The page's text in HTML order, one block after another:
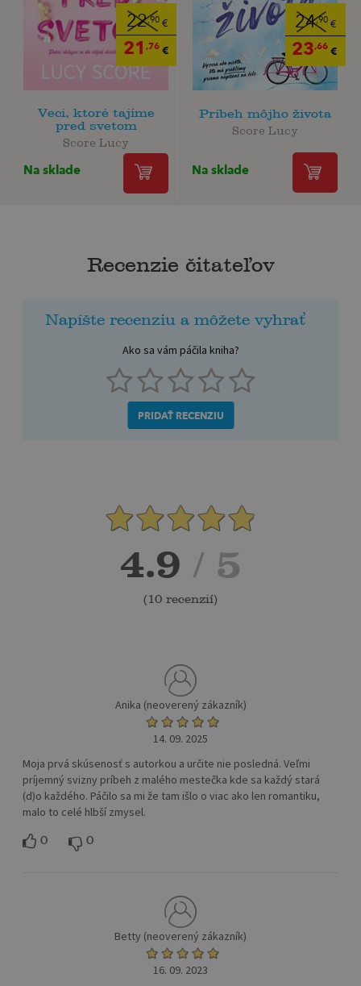
22,90€
21 ,76€
Veci, ktoré tajíme
pred svetom
Score Lucy
Na sklade
24,90 €
23,66 €
Príbeh môjho života
Score Lucy
Na sklade
Recenzie čitateľov
Napíšte recenziu a môžete vyhrať
Ako sa vám páčila kniha?
PRIDAŤ RECENZIU
4.9 / 5
(10 recenzií)
Anika (neoverený zákazník)
14. 09. 2025
Moja prvá skúsenosť s autorkou a určite nie posledná. Veľmi
príjemný svizny príbeh z malého mestečka kde sa každý stará
(d)o každého. Páčilo sa mi že tam išlo o viac ako len romantiku,
malo to celé hlbší zmysel.
0 0
Betty (neoverený zákazník)
16. 09. 2023